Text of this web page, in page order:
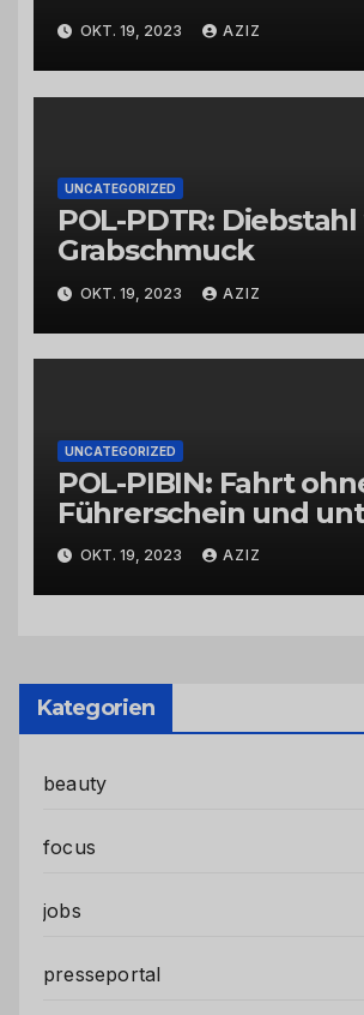
Wittlich
OKT. 19, 2023 AZIZ
UNCATEGORIZED
POL-PDTR:
Grabschmuck
OKT. 19, 2023 AZIZ
UNCATEGORIZED
POL-PIBIN: Fahrt
Führerschein und
Einfluss von Drogen
OKT. 19, 2023 AZIZ
Kategorien
beauty
focus
jobs
presseportal